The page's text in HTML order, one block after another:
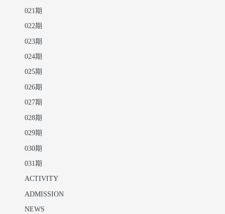
021期
022期
023期
024期
025期
026期
027期
028期
029期
030期
031期
ACTIVITY
ADMISSION
NEWS